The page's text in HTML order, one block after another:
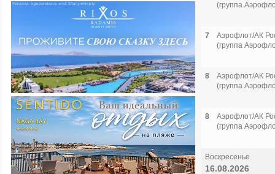
(группа
7
Аэрофлот/АК
(группа
8
Аэрофлот/АК
(группа
8
Аэрофлот/АК
(группа
Воскресенье
16.08.2026